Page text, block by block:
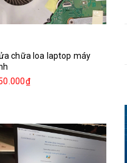
chữa loa laptop máy